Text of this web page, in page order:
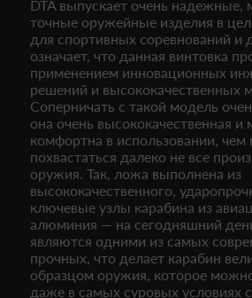
DTA выпускает очень надежные,
точные оружейные изделия в
для спортивных соревнований и
означает, что данная винтовка
применением инновационных
решений и высококачественных
Соперничать с такой модель
она очень высококачественная и
комфортна в использовании, чем
похвастаться далеко не все
оружия. Так, ложа выполнена из
высококачественного,
ключевые узлы карабина из
алюминия — на сегодняшний
являются одними из самых
прочных, что делает карабин
образцом оружия, которое
даже в самых суровых условиях